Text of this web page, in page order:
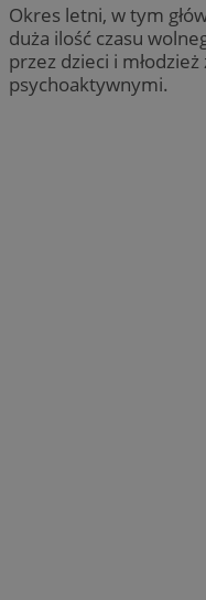
Okres letni, w tym
duża ilość czasu
przez dzieci i
psychoaktywnymi.